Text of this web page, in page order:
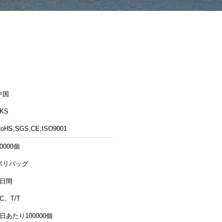
国
個
リバッグ
間
、T/T
あたり100000個